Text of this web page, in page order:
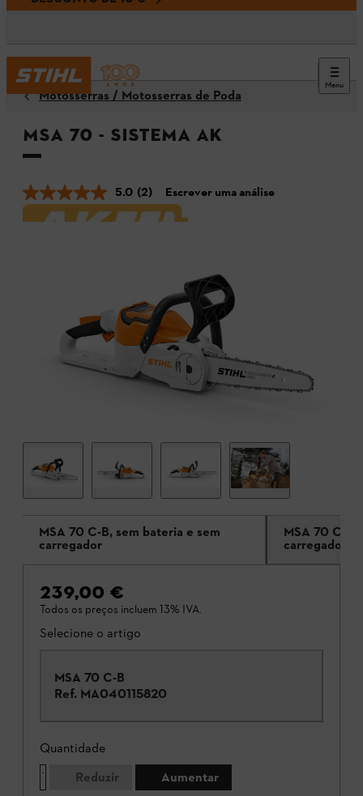
Menu
Motosserras / Motosserras de Poda
MSA 70 - Sistema AK
5.0 (2) Escrever uma análise
MSA 70 C-B, sem bateria e sem
carregador
MSA 70 C-
carregador
239,00 €
Todos os preços incluem 13% IVA.
Selecione o artigo
MSA 70 C-B
Ref. MA040115820
Quantidade
Reduzir
Aumentar